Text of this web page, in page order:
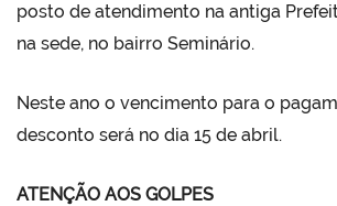
posto de atendimento na antiga
na sede, no bairro Seminário.
Neste ano o vencimento para o
desconto será no dia 15 de abril.
ATENÇÃO AOS GOLPES